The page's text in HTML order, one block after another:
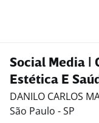
Social Media |
Estética E
DANILO CARLOS
São Paulo - SP